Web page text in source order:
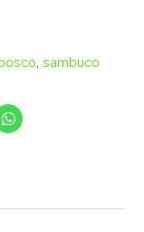
,sambuco